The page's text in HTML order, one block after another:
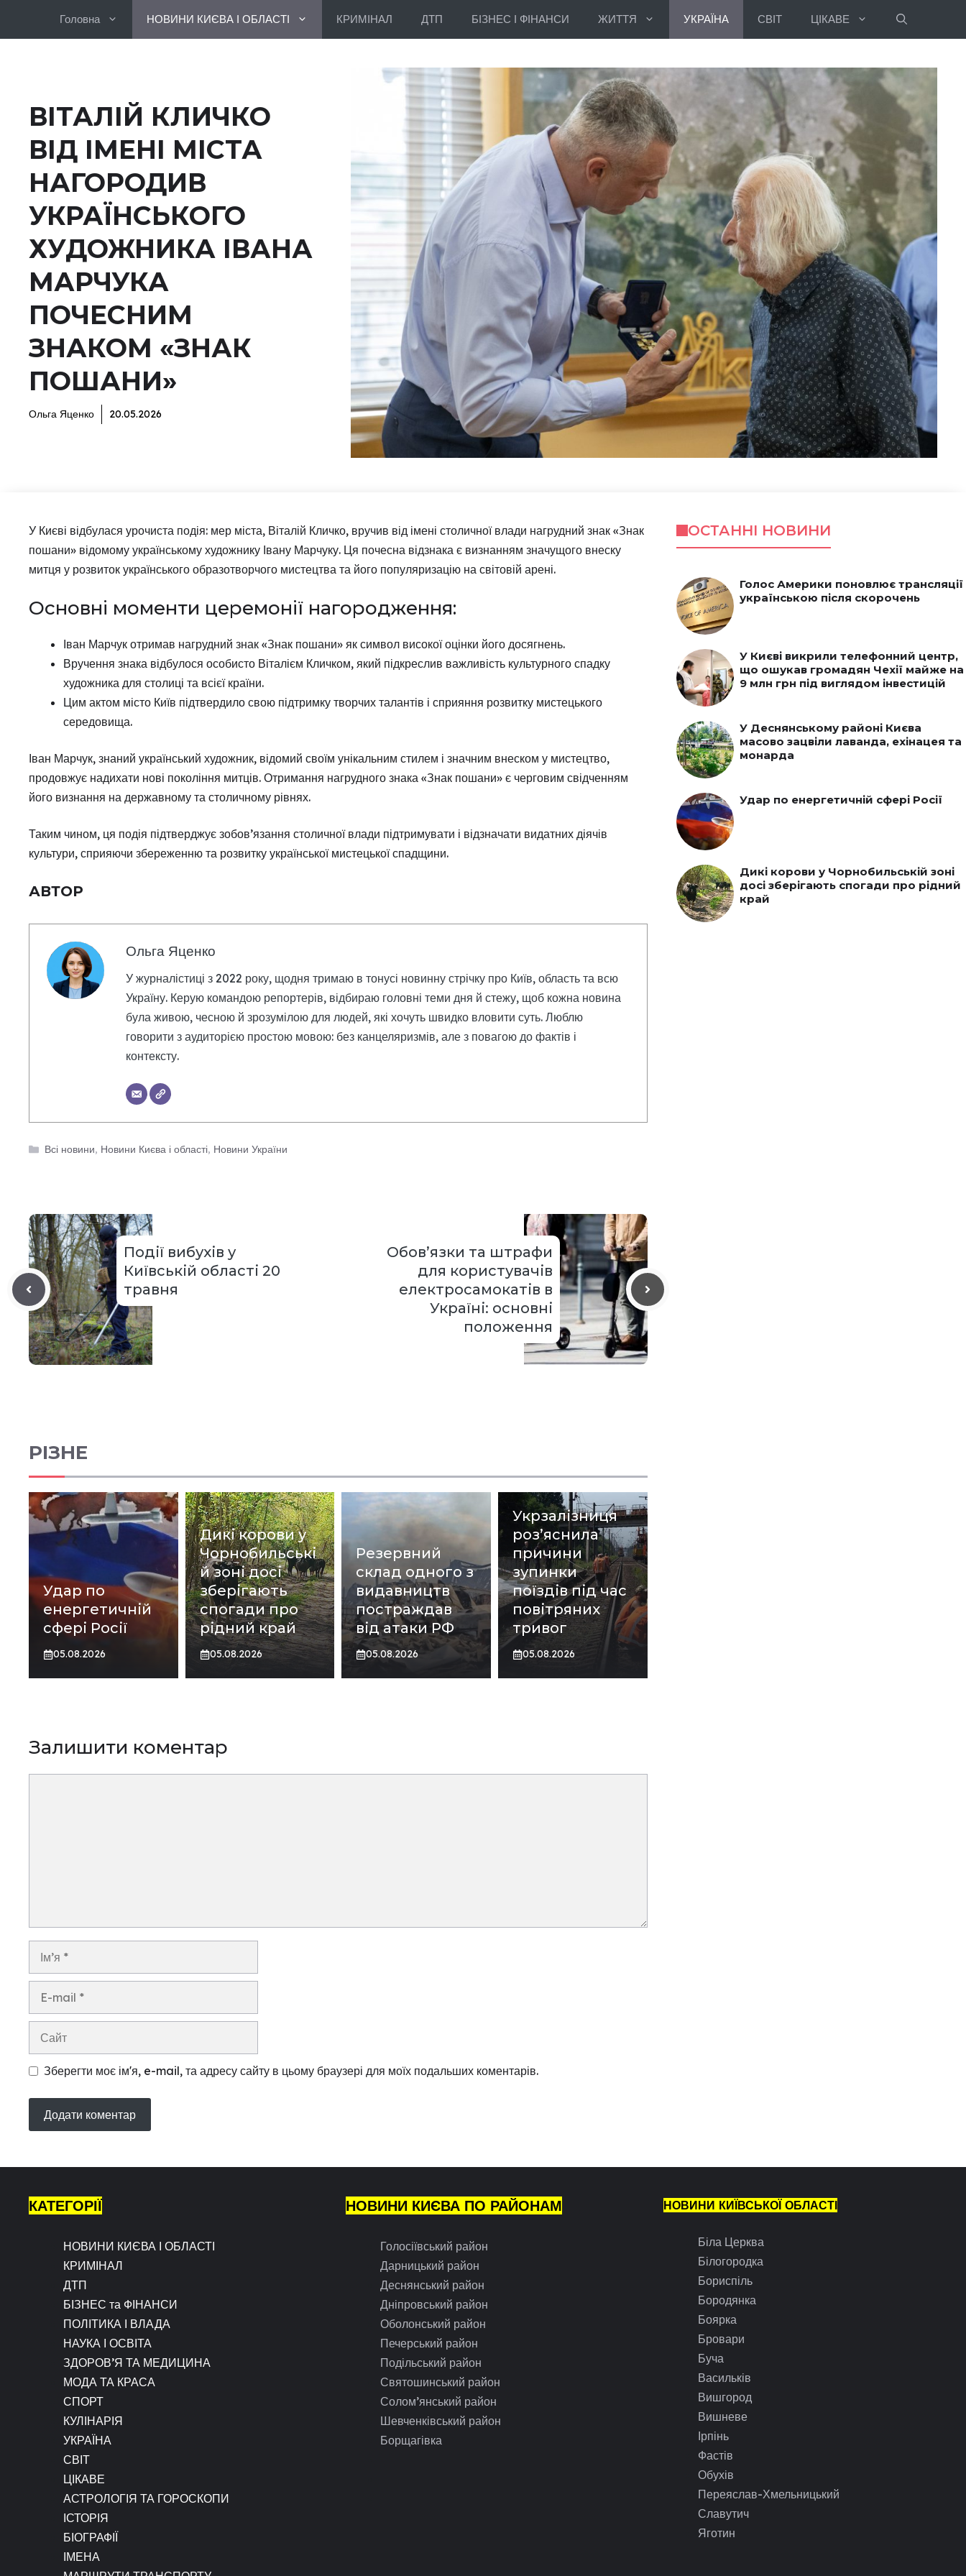
Головна НОВИНИ КИЄВА І ОБЛАСТІ КРИМІНАЛ ДТП БІЗНЕС І ФІНАНСИ ЖИТТЯ УКРАЇНА СВІТ ЦІКАВЕ
ВІТАЛІЙ КЛИЧКО
ВІД ІМЕНІ МІСТА
НАГОРОДИВ
УКРАЇНСЬКОГО
ХУДОЖНИКА ІВАНА
МАРЧУКА
ПОЧЕСНИМ
ЗНАКОМ «ЗНАК
ПОШАНИ»
Ольга Яценко 20.05.2026
У Києві відбулася урочиста подія: мер міста, Віталій Кличко, вручив від імені столичної влади нагрудний знак «Знак
пошани» відомому українському художнику Івану Марчуку. Ця почесна відзнака є визнанням значущого внеску
митця у розвиток українського образотворчого мистецтва та його популяризацію на світовій арені.
Основні моменти церемонії нагородження:
Іван Марчук отримав нагрудний знак «Знак пошани» як символ високої оцінки його досягнень.
Вручення знака відбулося особисто Віталієм Кличком, який підкреслив важливість культурного спадку
художника для столиці та всієї країни.
Цим актом місто Київ підтвердило свою підтримку творчих талантів і сприяння розвитку мистецького
середовища.
Іван Марчук, знаний український художник, відомий своїм унікальним стилем і значним внеском у мистецтво,
продовжує надихати нові покоління митців. Отримання нагрудного знака «Знак пошани» є черговим свідченням
його визнання на державному та столичному рівнях.
Таким чином, ця подія підтверджує зобов’язання столичної влади підтримувати і відзначати видатних діячів
культури, сприяючи збереженню та розвитку української мистецької спадщини.
АВТОР
Ольга Яценко
У журналістиці з 2022 року, щодня тримаю в тонусі новинну стрічку про Київ, область та всю
Україну. Керую командою репортерів, відбираю головні теми дня й стежу, щоб кожна новина
була живою, чесною й зрозумілою для людей, які хочуть швидко вловити суть. Люблю
говорити з аудиторією простою мовою: без канцеляризмів, але з повагою до фактів і
контексту.
Категорії
Всі новини, Новини Києва і області, Новини України
Події вибухів у
Київській області 20
травня
Обов’язки та штрафи
для користувачів
електросамокатів в
Україні: основні
положення
РІЗНЕ
Удар по
енергетичній
сфері Росії
05.08.2026
Дикі корови у
Чорнобильські
й зоні досі
зберігають
спогади про
рідний край
05.08.2026
Резервний
склад одного з
видавництв
постраждав
від атаки РФ
05.08.2026
Укрзалізниця
роз’яснила
причини
зупинки
поїздів під час
повітряних
тривог
05.08.2026
Залишити коментар
Ім’я
Сайт
Зберегти моє ім'я, e-mail, та адресу сайту в цьому браузері для моїх подальших коментарів.
ОСТАННІ НОВИНИ
Голос Америки поновлює трансляції
українською після скорочень
У Києві викрили телефонний центр,
що ошукав громадян Чехії майже на
9 млн грн під виглядом інвестицій
У Деснянському районі Києва
масово зацвіли лаванда, ехінацея та
монарда
Удар по енергетичній сфері Росії
Дикі корови у Чорнобильській зоні
досі зберігають спогади про рідний
край
КАТЕГОРІЇ
НОВИНИ КИЄВА І ОБЛАСТІ
КРИМІНАЛ
ДТП
БІЗНЕС та ФІНАНСИ
ПОЛІТИКА І ВЛАДА
НАУКА І ОСВІТА
ЗДОРОВ’Я ТА МЕДИЦИНА
МОДА ТА КРАСА
СПОРТ
КУЛІНАРІЯ
УКРАЇНА
СВІТ
ЦІКАВЕ
АСТРОЛОГІЯ ТА ГОРОСКОПИ
ІСТОРІЯ
БІОГРАФІЇ
ІМЕНА
НОВИНИ КИЄВА ПО РАЙОНАМ
Голосіївський район
Дарницький район
Деснянський район
Дніпровський район
Оболонський район
Печерський район
Подільський район
Святошинський район
Солом’янський район
Шевченківський район
Борщагівка
НОВИНИ КИЇВСЬКОЇ ОБЛАСТІ
Біла Церква
Білогородка
Бориспіль
Бородянка
Боярка
Бровари
Буча
Васильків
Вишгород
Вишневе
Ірпінь
Фастів
Обухів
Переяслав-Хмельницький
Славутич
Яготин